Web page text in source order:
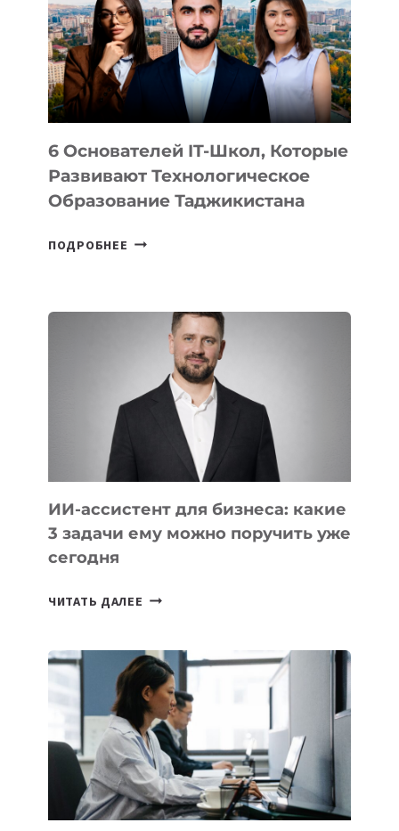
НОВОГО
УСТРОЙСТВА
ОТ
OPENAI
6 Основателей IT-Школ, Которые
Развивают Технологическое
Образование Таджикистана
ПОДРОБНЕЕ 6
КОТОРЫЕ
РАЗВИВАЮТ
ТЕХНОЛОГИЧЕСКОЕ
ОБРАЗОВАНИЕ
ТАДЖИКИСТАНА
ИИ-ассистент для бизнеса: какие
3 задачи ему можно поручить уже
сегодня
ЧИТАТЬ ДАЛЕЕ ИИ-
БИЗНЕСА:
КАКИЕ
3
ЗАДАЧИ
ЕМУ
МОЖНО
ПОРУЧИТЬ
УЖЕ